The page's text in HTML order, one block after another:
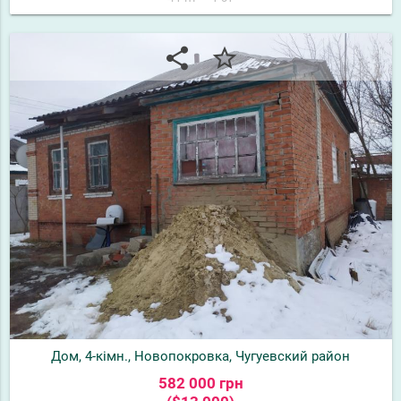
share star_border
Дом, 4-кімн., Новопокровка, Чугуевский район
582 000 грн